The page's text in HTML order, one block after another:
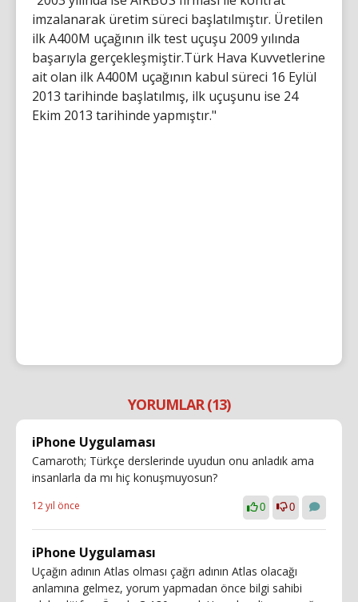
imzalanarak üretim süreci başlatılmıştır. Üretilen
ilk A400M uçağının ilk test uçuşu 2009 yılında
başarıyla gerçekleşmiştir.Türk Hava Kuvvetlerine
ait olan ilk A400M uçağının kabul süreci 16 Eylül
2013 tarihinde başlatılmış, ilk uçuşunu ise 24
Ekim 2013 tarihinde yapmıştır."
YORUMLAR (13)
iPhone Uygulaması
Camaroth; Türkçe derslerinde uyudun onu anladık ama
insanlarla da mı hiç konuşmuyosun?
12 yıl önce 0 0
iPhone Uygulaması
Uçağın adının Atlas olması çağrı adının Atlas olacağı
anlamına gelmez, yorum yapmadan önce bilgi sahibi